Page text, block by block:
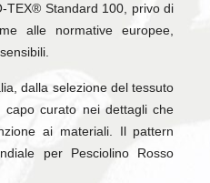
TEX® Standard 100, privo di
alle normative europee,
dalla selezione del tessuto
curato nei dettagli che
ai materiali. Il pattern
per Pesciolino Rosso